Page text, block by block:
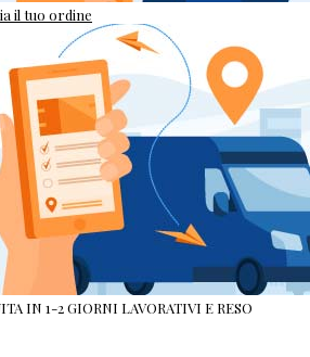
il tuo ordine
IN 1-2 GIORNI LAVORATIVI E RESO